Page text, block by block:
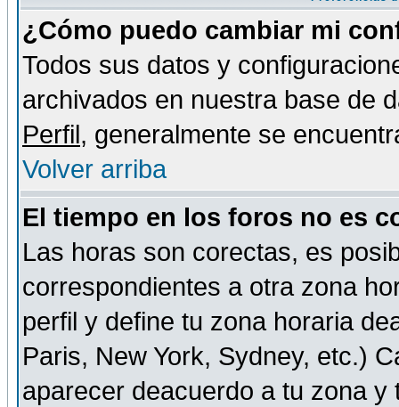
¿Cómo puedo cambiar mi
Todos sus datos y
archivados en nuestra base de
Perfil, generalmente se
Volver arriba
El tiempo en los foros no es
Las horas son corectas, es
correspondientes a otra zona
perfil y define tu zona horaria
Paris, New York, Sydney, etc.)
aparecer deacuerdo a tu zona